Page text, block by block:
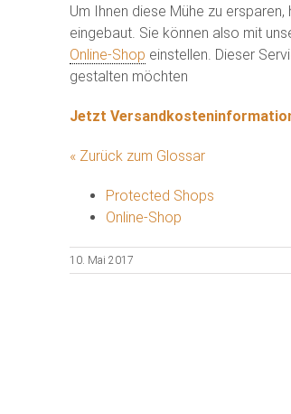
Um Ihnen diese Mühe zu ersparen,
eingebaut. Sie können also mit
Online-Shop einstellen. Dieser
gestalten möchten
Jetzt
« Zurück zum Glossar
Protected Shops
Online-Shop
10. Mai 2017